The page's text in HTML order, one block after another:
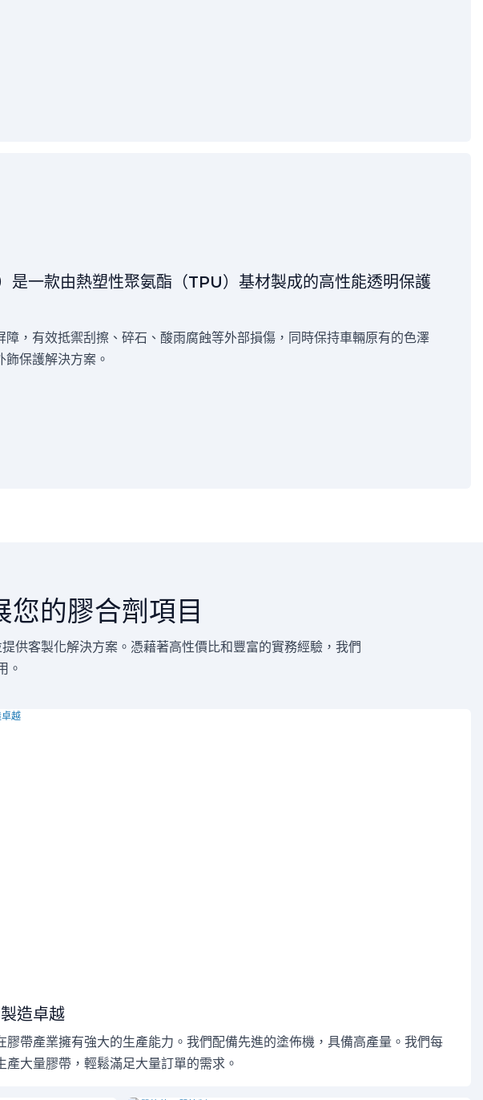
是一款由熱塑性聚氨酯（TPU）基材製成的高性能透明保護
，有效抵禦刮擦、碎石、酸雨腐蝕等外部損傷，同時保持車輛原有的色澤
保護解決方案。
的膠合劑項目
供客製化解決方案。憑藉著高性價比和豐富的實務經驗，我們
。
造卓越
膠帶產業擁有強大的生產能力。我們配備先進的塗佈機，具備高產量。我們每
產大量膠帶，輕鬆滿足大量訂單的需求。